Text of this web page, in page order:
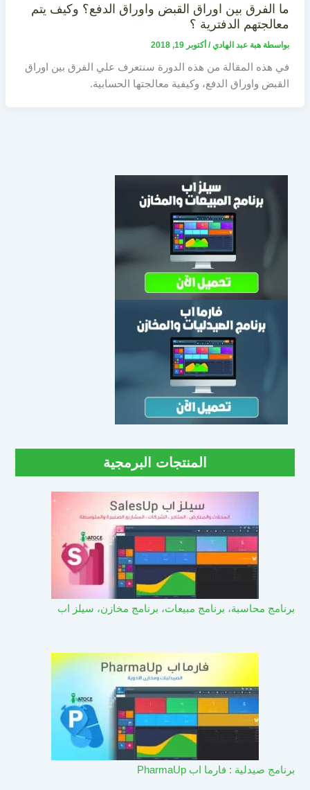
ما الفرق بين اوراق القبض واوراق الدفع؟ وكيف يتم
معالجتهم الدفترية ؟
بواسطة هبة عبد الهادي/ أكتوبر 19, 2018
في هذه المقالة من هذه الدورة سنتعرف علي الفرق بين اوراق
القبض واوراق الدفع، وكيفية معالجتها الحسابية.
المنتجات البرمجية
برنامج محاسبة، برنامج مبيعات، برنامج مخازن، سيلز اب
برنامج صيدلية : فارما اب PharmaUp​